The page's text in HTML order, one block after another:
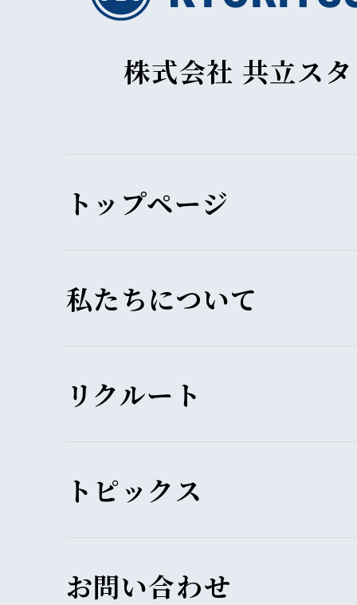
株式会社 共立ス
トップページ
私たちについて
リクルート
トピックス
お問い合わせ